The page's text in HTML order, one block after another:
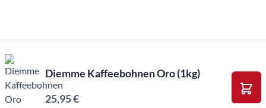
Diemme Kaffeebohnen Oro (1kg)
25,95 €
In